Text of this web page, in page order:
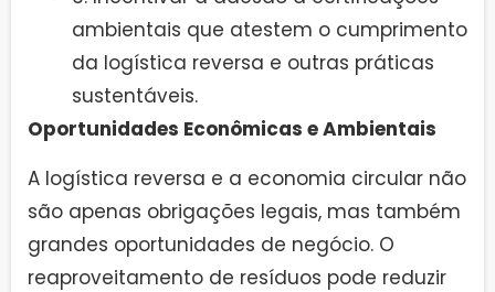
ambientais que atestem o cumprimento
da logística reversa e outras práticas
sustentáveis.
Oportunidades Econômicas e Ambientais
A logística reversa e a economia circular não
são apenas obrigações legais, mas também
grandes oportunidades de negócio. O
reaproveitamento de resíduos pode reduzir